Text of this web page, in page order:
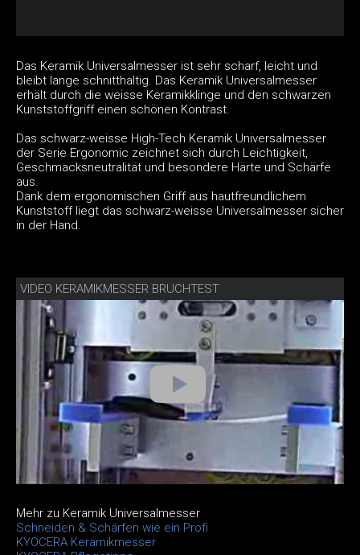
Das Keramik Universalmesser ist sehr scharf, leicht und
bleibt lange schnitthaltig. Das Keramik Universalmesser
erhält durch die weisse Keramikklinge und den schwarzen
Kunststoffgriff einen schönen Kontrast.
Das schwarz-weisse High-Tech Keramik Universalmesser
der Serie Ergonomic zeichnet sich durch Leichtigkeit,
Geschmacksneutralität und besondere Härte und Schärfe
aus.
Dank dem ergonomischen Griff aus hautfreundlichem
Kunststoff liegt das schwarz-weisse Universalmesser sicher
in der Hand.
VIDEO KERAMIKMESSER BRUCHTEST
Mehr zu Keramik Universalmesser
Schneiden & Schärfen wie ein Profi
KYOCERA Keramikmesser